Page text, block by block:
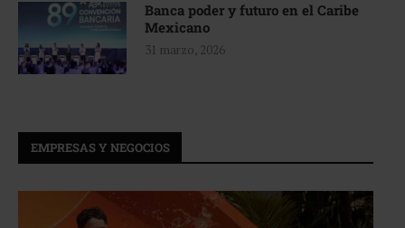
Banca poder y futuro en el Caribe
Mexicano
31 marzo, 2026
EMPRESAS Y NEGOCIOS